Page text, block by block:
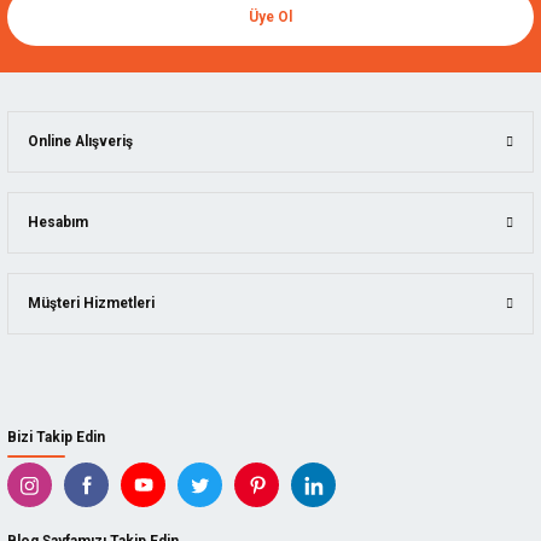
Üye Ol
Bizi Takip Edin
Online Alışveriş
Hesabım
Müşteri Hizmetleri